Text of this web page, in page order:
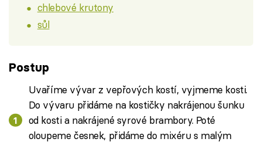
chlebové krutony
sůl
Postup
Uvaříme vývar z vepřových kostí, vyjmeme kosti.
Do vývaru přidáme na kostičky nakrájenou šunku
od kosti a nakrájené syrové brambory. Poté
oloupeme česnek, přidáme do mixéru s malým